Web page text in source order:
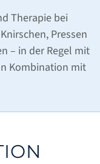
Therapie bei
Pressen
– in der Regel mit
Kombination mit